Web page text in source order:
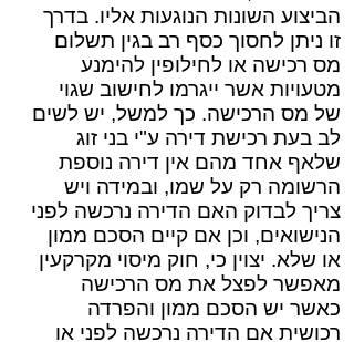
הביצוע השונות הנוגעות אליו. בדרך
זו ניתן לחסוך כסף רב בגין תשלום
מס רכישה או לחילופין להימנע
מטעויות אשר ייגרמו לחישוב שגוי
של מס הרכישה. כך למשל, יש לשים
לב בעת רכישת דירה ע"י בני זוג
שלאף אחד מהם אין דירה נוספת
הרשומה רק על שמו, ובמידה ויש
צריך לבדוק האם הדירה נרכשה לפני
הנישואים, וכן אם קיים הסכם ממון
או שלא. יצוין כי, חוק מיסוי מקרקעין
מאפשר לפצל את מס הרכישה
כאשר יש הסכם ממון והפרדה
רכושית אם הדירה נרכשה לפני או